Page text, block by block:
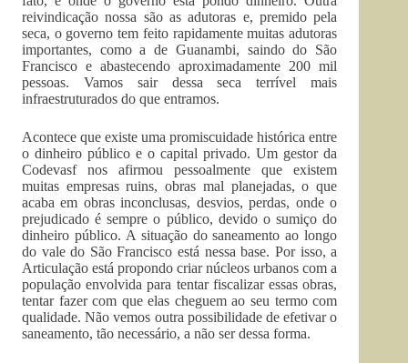
reivindicação nossa são as adutoras e, premido pela
seca, o governo tem feito rapidamente muitas adutoras
importantes, como a de Guanambi, saindo do São
Francisco e abastecendo aproximadamente 200 mil
pessoas. Vamos sair dessa seca terrível mais
infraestruturados do que entramos.
Acontece que existe uma promiscuidade histórica entre
o dinheiro público e o capital privado. Um gestor da
Codevasf nos afirmou pessoalmente que existem
muitas empresas ruins, obras mal planejadas, o que
acaba em obras inconclusas, desvios, perdas, onde o
prejudicado é sempre o público, devido o sumiço do
dinheiro público. A situação do saneamento ao longo
do vale do São Francisco está nessa base. Por isso, a
Articulação está propondo criar núcleos urbanos com a
população envolvida para tentar fiscalizar essas obras,
tentar fazer com que elas cheguem ao seu termo com
qualidade. Não vemos outra possibilidade de efetivar o
saneamento, tão necessário, a não ser dessa forma.